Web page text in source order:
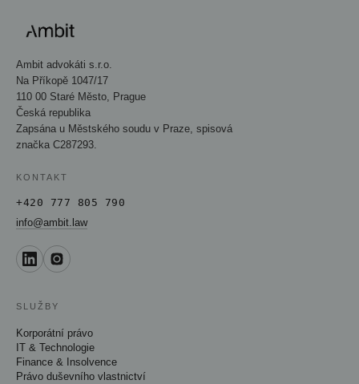
Ambit advokáti s.r.o.
Na Příkopě 1047/17
110 00 Staré Město, Prague
Česká republika
Zapsána u Městského soudu v Praze, spisová
značka C287293.
KONTAKT
+420 777 805 790
info@ambit.law
SLUŽBY
Korporátní právo
IT & Technologie
Finance & Insolvence
Právo duševního vlastnictví